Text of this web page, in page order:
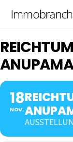
18
NOV.